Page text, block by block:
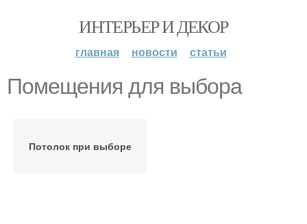
ИНТЕРЬЕР И ДЕКОР
главная новости статьи
Помещения для выбора
Потолок при выборе